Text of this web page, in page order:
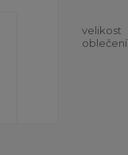
velikost
oblečení